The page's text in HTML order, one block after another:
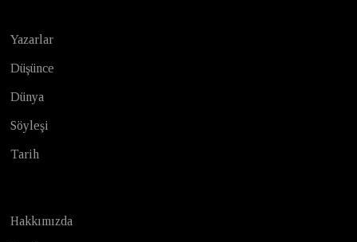
Yazarlar
Düşünce
Dünya
Söyleşi
Tarih
Hakkımızda